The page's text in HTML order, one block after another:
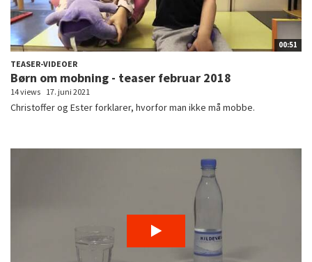
00:51
TEASER-VIDEOER
Børn om mobning - teaser februar 2018
14 views 17. juni 2021
Christoffer og Ester forklarer, hvorfor man ikke må mobbe.